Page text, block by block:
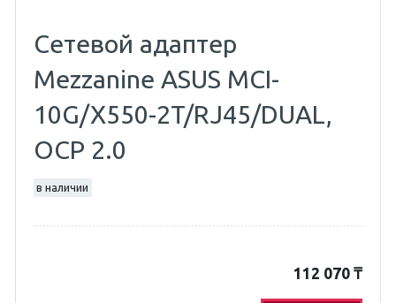
Сетевой адаптер
Mezzanine ASUS MCI-
10G/X550-2T/RJ45/DUAL,
OCP 2.0
в наличии
112 070 ₸